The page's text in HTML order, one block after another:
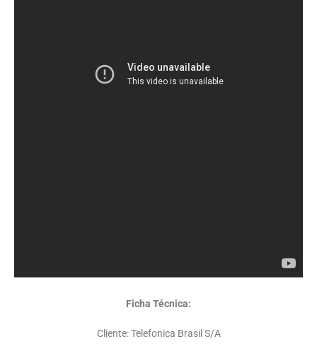
Ficha Técnica:
Cliente: Telefonica Brasil S/A